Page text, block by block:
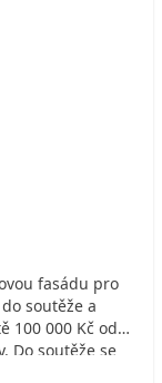
fasádu pro
soutěže a
100 000 Kč od
Do soutěže se